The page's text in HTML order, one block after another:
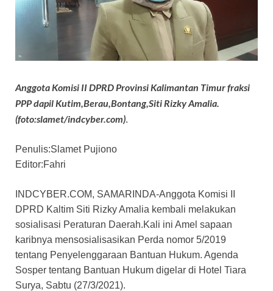
Anggota Komisi II DPRD Provinsi Kalimantan Timur fraksi
PPP dapil Kutim,Berau,Bontang,Siti Rizky Amalia.
(foto:slamet/indcyber.com).
Penulis:Slamet Pujiono
Editor:Fahri
INDCYBER.COM, SAMARINDA-Anggota Komisi II
DPRD Kaltim Siti Rizky Amalia kembali melakukan
sosialisasi Peraturan Daerah.Kali ini Amel sapaan
karibnya mensosialisasikan Perda nomor 5/2019
tentang Penyelenggaraan Bantuan Hukum. Agenda
Sosper tentang Bantuan Hukum digelar di Hotel Tiara
Surya, Sabtu (27/3/2021).